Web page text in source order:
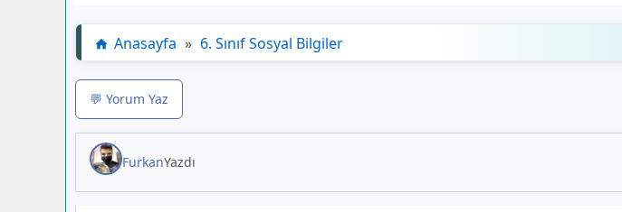
Anasayfa » 6. Sınıf Sosyal Bilgiler
💬 Yorum Yaz
FurkanYazdı